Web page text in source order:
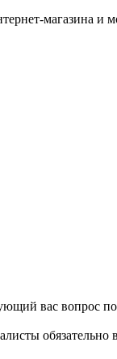
магазина и
вас вопрос по
обязательно